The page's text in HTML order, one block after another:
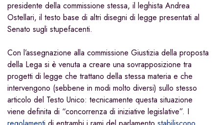
presidente della commissione stessa, il leghista Andrea
Ostellari, il testo base di altri disegni di legge presentati al
Senato sugli stupefacenti.
Con l’assegnazione alla commissione Giustizia della proposta
della Lega si è venuta a creare una sovrapposizione tra
progetti di legge che trattano della stessa materia e che
intervengono (sebbene in modi molto diversi) sullo stesso
articolo del Testo Unico: tecnicamente questa situazione
viene definita di “concorrenza di iniziative legislative”. I